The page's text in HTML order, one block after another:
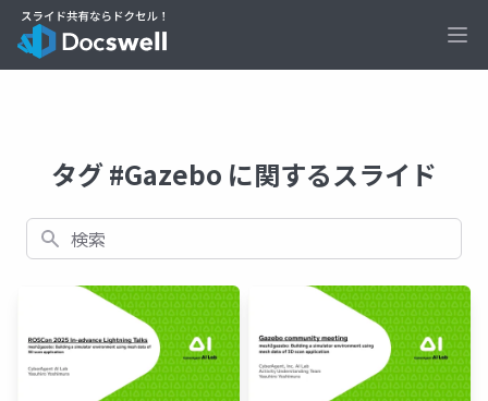
タグ #Gazebo に関するスライド
検索